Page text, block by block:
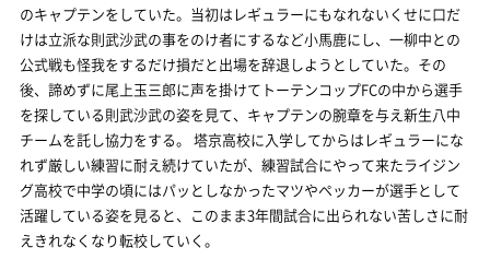
のキャプテンをしていた。当初はレギュラーにもなれないくせに口だ
けは立派な則武沙武の事をのけ者にするなど小馬鹿にし、一柳中との
公式戦も怪我をするだけ損だと出場を辞退しようとしていた。その
後、諦めずに尾上玉三郎に声を掛けてトーテンコップFCの中から選手
を探している則武沙武の姿を見て、キャプテンの腕章を与え新生八中
チームを託し協力をする。 塔京高校に入学してからはレギュラーにな
れず厳しい練習に耐え続けていたが、練習試合にやって来たライジン
グ高校で中学の頃にはパッとしなかったマツやペッカーが選手として
活躍している姿を見ると、このまま3年間試合に出られない苦しさに耐
えきれなくなり転校していく。